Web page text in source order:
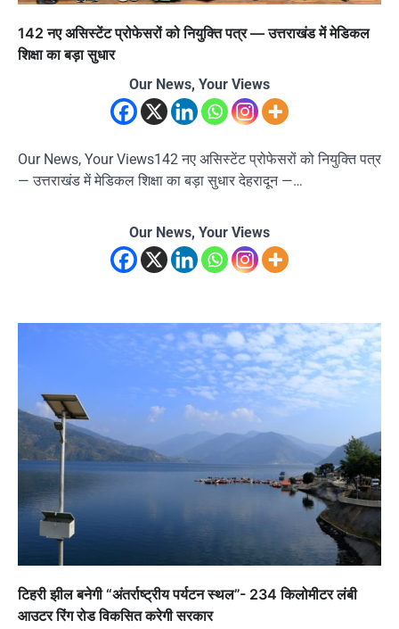
142 नए असिस्टेंट प्रोफेसरों को नियुक्ति पत्र — उत्तराखंड में मेडिकल
शिक्षा का बड़ा सुधार
Our News, Your Views
Our News, Your Views142 नए असिस्टेंट प्रोफेसरों को नियुक्ति पत्र
— उत्तराखंड में मेडिकल शिक्षा का बड़ा सुधार देहरादून —…
Our News, Your Views
टिहरी झील बनेगी “अंतर्राष्ट्रीय पर्यटन स्थल”- 234 किलोमीटर लंबी
आउटर रिंग रोड विकसित करेगी सरकार